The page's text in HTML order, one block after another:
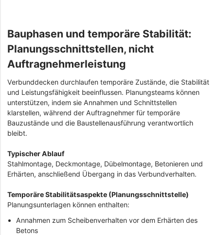
Bauphasen und temporäre Stabilität:
Planungsschnittstellen, nicht
Auftragnehmerleistung
Verbunddecken durchlaufen temporäre Zustände, die Stabilität
und Leistungsfähigkeit beeinflussen. Planungsteams können
unterstützen, indem sie Annahmen und Schnittstellen
klarstellen, während der Auftragnehmer für temporäre
Bauzustände und die Baustellenausführung verantwortlich
bleibt.
Typischer Ablauf
Stahlmontage, Deckmontage, Dübelmontage, Betonieren und
Erhärten, anschließend Übergang in das Verbundverhalten.
Temporäre Stabilitätsaspekte (Planungsschnittstelle)
Planungsunterlagen können enthalten:
Annahmen zum Scheibenverhalten vor dem Erhärten des
Betons